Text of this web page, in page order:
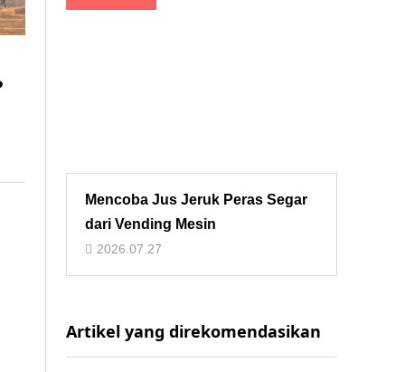
Mencoba Jus Jeruk Peras Segar
dari Vending Mesin
2026.07.27
Artikel yang direkomendasikan